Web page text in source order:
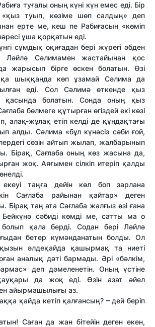
туғалы оның күні күн емес еді. Бір
«қыз туып, көзіме шөп салдың» деп
ерте ме, кеш пе Рабиғасын «көміп
ұша қорқатын еді.
сұмдық оқиғадан бері жүрегі әбден
Ләйлә Сәлимамен жастайынан қос
жарысып бірге өскен болатын. Өзі
шыққанда көп ұзамай Сәлима да
еді. Сол Сәлимә өткенде қыз
қасында болатын. Сонда оның қыз
бөлмеге құтырған өгіздей екі көзі
алақ-жұлақ етіп келді де құндақтағы
алды. Сәлима «бұл күнәсіз сәби ғой,
сөзін айтып жылап, жалбарынып
Бірақ, Сағлаба оның көз жасына да,
жоқ. Аяғымен сілкіп итеріп қалды
таңға дейін көл боп зарлана
Сағлаба райынан қайтар» деген
Бірақ таң ата Сағлаба жалғыз өзі ғана
сәбиді көмді ме, сатты ма о
қала берді. Содан бері Ләйлә
бетер күмәнданатын болды. Ол
қызын әлдеқайда қашырмақ та ниеті
аналық дәті бармады. Әрі «бәлкім,
деп дәмеленетін. Оның үстіне
да жоқ еді. Өзін азат әйел
айырмашылығы аз.
қайда кетіп қалғансың? – дей беріп
Саған да жан бітейін деген екен,